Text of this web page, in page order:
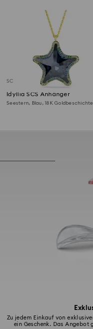
Zu jedem Einkauf von
ein Geschenk. Das Angebot
SCS Mitglieder Produkt
Idyllia SCS Anhänger
Seestern, Blau, 18K